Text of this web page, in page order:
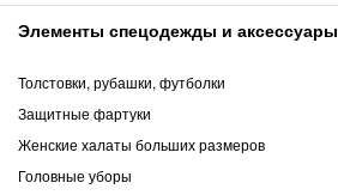
Элементы спецодежды и аксессуары
Толстовки, рубашки, футболки
Защитные фартуки
Женские халаты больших размеров
Головные уборы